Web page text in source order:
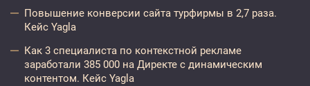
Повышение конверсии сайта турфирмы в 2,7 раза.
Кейс Yagla
Как 3 специалиста по контекстной рекламе
заработали 385 000 на Директе с динамическим
контентом. Кейс Yagla